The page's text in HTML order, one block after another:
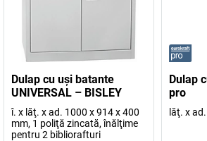
Dulap cu uşi batante
UNIVERSAL – BISLEY
î. x lăţ. x ad. 1000 x 914 x 400
mm, 1 poliţă zincată, înălţime
pentru 2 bibliorafturi
Dulap
pro
lăţ. x